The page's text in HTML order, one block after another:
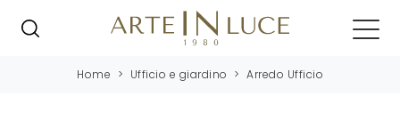
Home > Ufficio e giardino > Arredo Ufficio